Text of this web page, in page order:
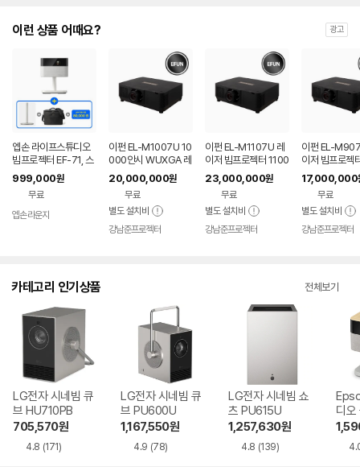
이런 상품 어때요? 광고
엡손 라이프스튜디오
빔프로젝터 EF-71, 스
탠드, 가방, APP 10만
원 쿠폰 증정
999,000원
무료
엡손라운지
이펀 EL-M1007U 10
000안시 WUXGA 레
이저 빔프로젝터
20,000,000원
무료
별도 설치비
강남준프로젝터
이펀 EL-M1107U 레
이저 빔프로젝터 1100
0안시 풀HD WUXG
A 강당용 고안시
23,000,000원
무료
별도 설치비
강남준프로젝터
이펀 EL-
이저 빔프로젝
0안시 풀HD
A 강당용
17,000,000
무료
별도 설치비
강남준프로젝터
카테고리 인기상품 전체보기
LG전자 시네빔 큐
브 HU710PB
705,570원
4.8 (171)
LG전자 시네빔 큐
브 PU600U
1,167,550원
4.9 (78)
LG전자 시네빔 쇼
츠 PU615U
1,257,630원
4.8 (139)
디오
EF-